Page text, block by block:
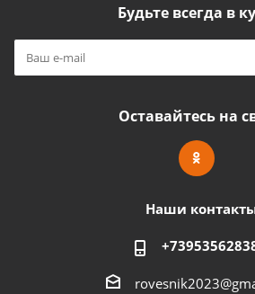
Будьте всегда в
Оставайтесь на
Наши